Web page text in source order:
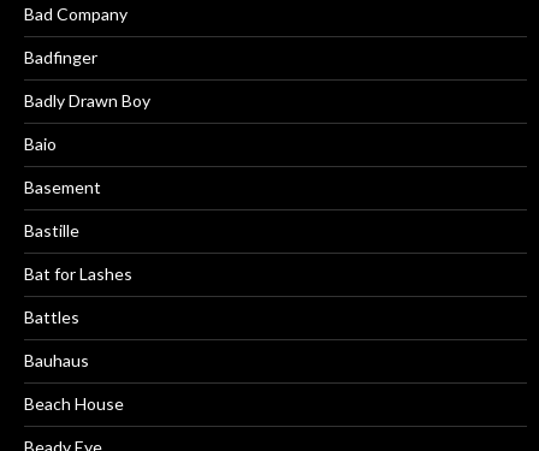
Bad Company
Badfinger
Badly Drawn Boy
Baio
Basement
Bastille
Bat for Lashes
Battles
Bauhaus
Beach House